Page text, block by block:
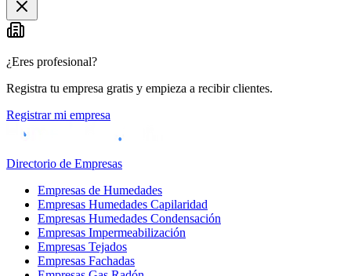
¿Eres profesional?
Registra tu empresa gratis y empieza a recibir clientes.
Registrar mi empresa
Directorio de Empresas
Empresas de Humedades
Empresas Humedades Capilaridad
Empresas Humedades Condensación
Empresas Impermeabilización
Empresas Tejados
Empresas Fachadas